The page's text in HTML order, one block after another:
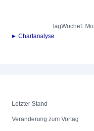
TagWoche1
► Chartanalyse
Letzter Stand
Veränderung zum Vortag